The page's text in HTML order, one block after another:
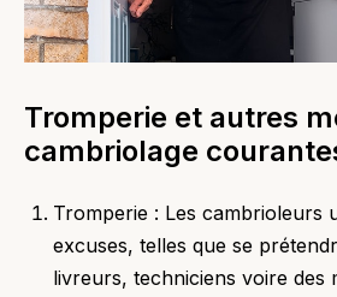
Tromperie et autres
cambriolage
Tromperie : Les cambrioleurs
excuses, telles que se
livreurs, techniciens voire des